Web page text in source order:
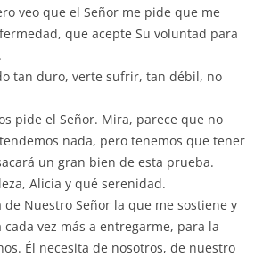
veo que el Señor me pide que me
que acepte Su voluntad para
tan duro, verte sufrir, tan débil, no
pide el Señor. Mira, parece que no
nada, pero tenemos que tener
un gran bien de esta prueba.
Alicia y qué serenidad.
de Nuestro Señor la que me sostiene y
vez más a entregarme, para la
Él necesita de nosotros, de nuestro